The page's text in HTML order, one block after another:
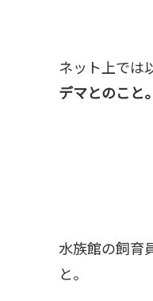
ネット上では
デマとのこと。
水族館の飼育
と。